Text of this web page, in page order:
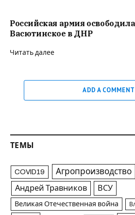
Российская армия
Васютинское в ДНР
Читать далее
ADD A COMMENT
ТЕМЫ
COVID19 Агропроизводство
Андрей Травников ВСУ
Великая Отечественная война